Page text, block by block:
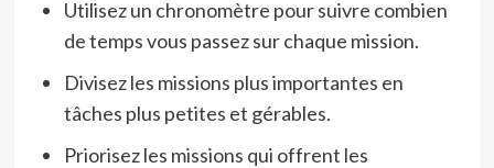
Utilisez un chronomètre pour suivre combien
de temps vous passez sur chaque mission.
Divisez les missions plus importantes en
tâches plus petites et gérables.
Priorisez les missions qui offrent les